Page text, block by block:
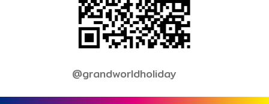
@grandworldholiday